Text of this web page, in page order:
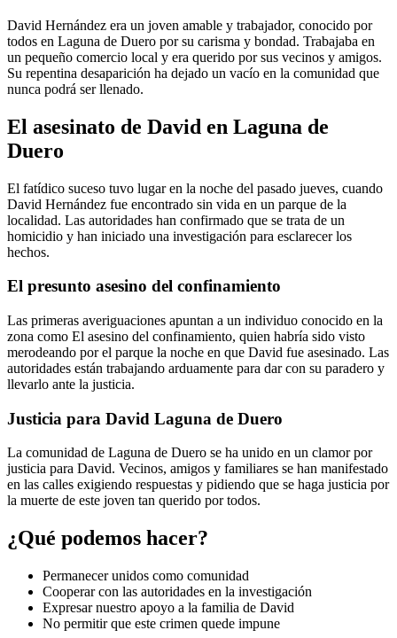
David Hernández era un joven amable y trabajador, conocido por
todos en Laguna de Duero por su carisma y bondad. Trabajaba en
un pequeño comercio local y era querido por sus vecinos y amigos.
Su repentina desaparición ha dejado un vacío en la comunidad que
nunca podrá ser llenado.
El asesinato de David en Laguna de
Duero
El fatídico suceso tuvo lugar en la noche del pasado jueves, cuando
David Hernández fue encontrado sin vida en un parque de la
localidad. Las autoridades han confirmado que se trata de un
homicidio y han iniciado una investigación para esclarecer los
hechos.
El presunto asesino del confinamiento
Las primeras averiguaciones apuntan a un individuo conocido en la
zona como El asesino del confinamiento, quien habría sido visto
merodeando por el parque la noche en que David fue asesinado. Las
autoridades están trabajando arduamente para dar con su paradero y
llevarlo ante la justicia.
Justicia para David Laguna de Duero
La comunidad de Laguna de Duero se ha unido en un clamor por
justicia para David. Vecinos, amigos y familiares se han manifestado
en las calles exigiendo respuestas y pidiendo que se haga justicia por
la muerte de este joven tan querido por todos.
¿Qué podemos hacer?
Permanecer unidos como comunidad
Cooperar con las autoridades en la investigación
Expresar nuestro apoyo a la familia de David
No permitir que este crimen quede impune